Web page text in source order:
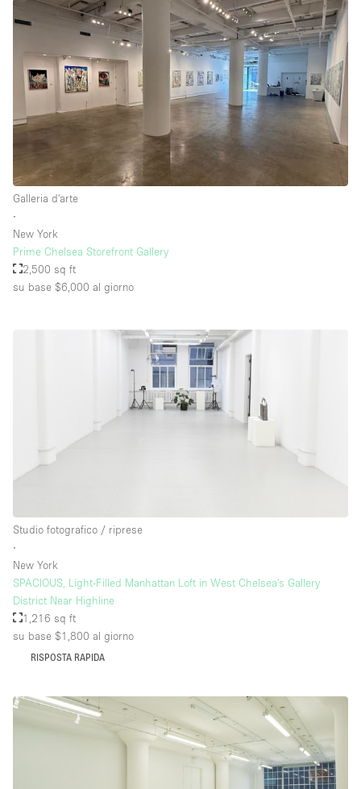
Galleria d'arte
∙
New York
Prime Chelsea Storefront Gallery
2,500 sq ft
su base $6,000 al giorno
Studio fotografico / riprese
∙
New York
SPACIOUS, Light-Filled Manhattan Loft in West Chelsea's Gallery
District Near Highline
1,216 sq ft
su base $1,800 al giorno
RISPOSTA RAPIDA